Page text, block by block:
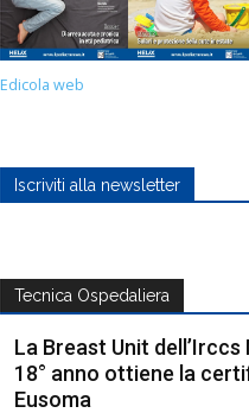
Edicola web
Iscriviti alla newsletter
Tecnica Ospedaliera
La Breast Unit
18° anno ottiene la
Eusoma